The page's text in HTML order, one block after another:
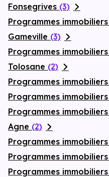
Fonsegrives (3)
Programmes
Gameville (3)
Programmes
Tolosane (2)
Programmes
Programmes
Programmes
Agne (2)
Programmes
Programmes
Programmes